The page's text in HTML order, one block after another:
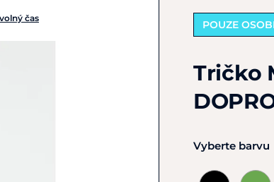
čas
POUZE
Tričko
Vyberte barvu